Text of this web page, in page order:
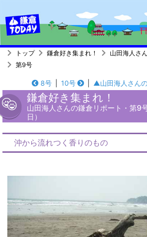
トップ 鎌倉好き集まれ！
山田海人さ
第9号
8号 10号 ▲山田海人さん
鎌倉好き集まれ！
山田海人さんの鎌倉リポート・第
日）
沖から流れつく香りのもの